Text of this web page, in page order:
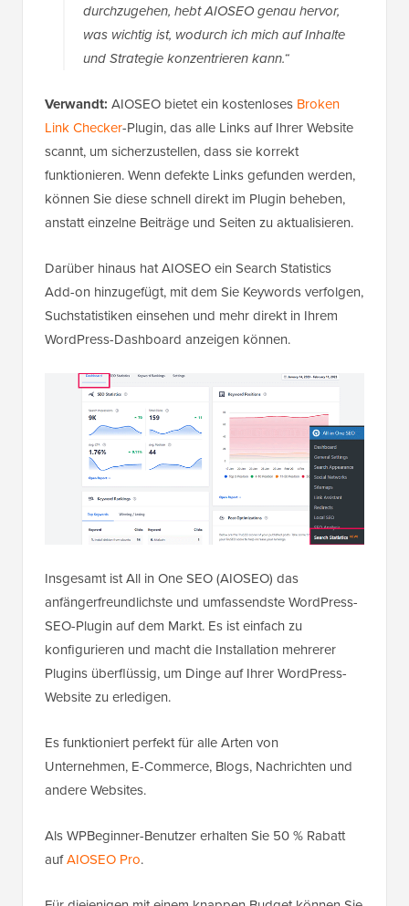
durchzugehen, hebt AIOSEO genau hervor,
was wichtig ist, wodurch ich mich auf Inhalte
und Strategie konzentrieren kann.“
Verwandt: AIOSEO bietet ein kostenloses Broken
Link Checker-Plugin, das alle Links auf Ihrer Website
scannt, um sicherzustellen, dass sie korrekt
funktionieren. Wenn defekte Links gefunden werden,
können Sie diese schnell direkt im Plugin beheben,
anstatt einzelne Beiträge und Seiten zu aktualisieren.
Darüber hinaus hat AIOSEO ein Search Statistics
Add-on hinzugefügt, mit dem Sie Keywords verfolgen,
Suchstatistiken einsehen und mehr direkt in Ihrem
WordPress-Dashboard anzeigen können.
Insgesamt ist All in One SEO (AIOSEO) das
anfängerfreundlichste und umfassendste WordPress-
SEO-Plugin auf dem Markt. Es ist einfach zu
konfigurieren und macht die Installation mehrerer
Plugins überflüssig, um Dinge auf Ihrer WordPress-
Website zu erledigen.
Es funktioniert perfekt für alle Arten von
Unternehmen, E-Commerce, Blogs, Nachrichten und
andere Websites.
Als WPBeginner-Benutzer erhalten Sie 50 % Rabatt
aufAIOSEO Pro.